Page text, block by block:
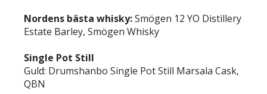
Nordens bästa whisky:Smögen 12 YO Distillery
Estate Barley, Smögen Whisky
Single Pot Still
Guld: Drumshanbo Single Pot Still Marsala Cask,
QBN